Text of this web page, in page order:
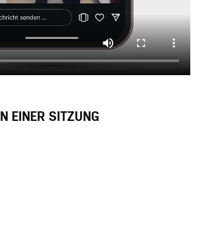
EINER SITZUNG